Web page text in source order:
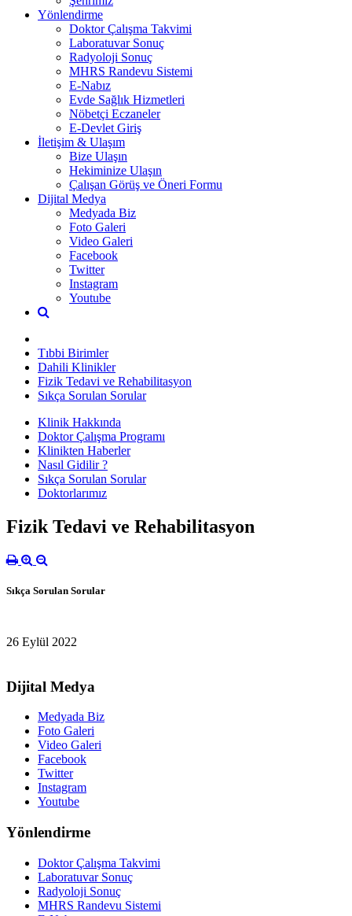
Yönlendirme
Doktor Çalışma Takvimi
Laboratuvar Sonuç
Radyoloji Sonuç
MHRS Randevu Sistemi
E-Nabız
Evde Sağlık Hizmetleri
Nöbetçi Eczaneler
E-Devlet Giriş
İletişim & Ulaşım
Bize Ulaşın
Hekiminize Ulaşın
Çalışan Görüş ve Öneri Formu
Dijital Medya
Medyada Biz
Foto Galeri
Video Galeri
Facebook
Twitter
Instagram
Youtube
Tıbbi Birimler
Dahili Klinikler
Fizik Tedavi ve Rehabilitasyon
Sıkça Sorulan Sorular
Klinik Hakkında
Doktor Çalışma Programı
Klinikten Haberler
Nasıl Gidilir ?
Sıkça Sorulan Sorular
Doktorlarımız
Fizik Tedavi ve Rehabilitasyon
Sıkça Sorulan Sorular
26 Eylül 2022
Dijital Medya
Medyada Biz
Foto Galeri
Video Galeri
Facebook
Twitter
Instagram
Youtube
Yönlendirme
Doktor Çalışma Takvimi
Laboratuvar Sonuç
Radyoloji Sonuç
MHRS Randevu Sistemi